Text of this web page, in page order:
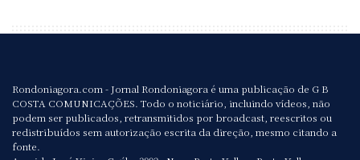
Rondoniagora.com - Jornal Rondoniagora é uma publicação de G B
COSTA COMUNICAÇÕES. Todo o noticiário, incluindo vídeos, não
podem ser publicados, retransmitidos por broadcast, reescritos ou
redistribuídos sem autorização escrita da direção, mesmo citando a
fonte.